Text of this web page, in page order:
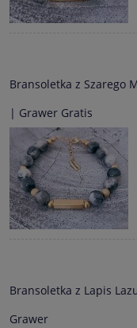
Bransoletka z Szarego
| Grawer Gratis
Bransoletka z Lapis
Grawer